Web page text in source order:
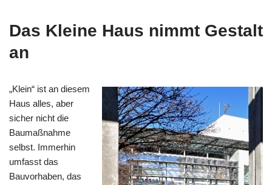
Das Kleine Haus nimmt Gestalt
an
„Klein“ ist an diesem
Haus alles, aber
sicher nicht die
Baumaßnahme
selbst. Immerhin
umfasst das
Bauvorhaben, das